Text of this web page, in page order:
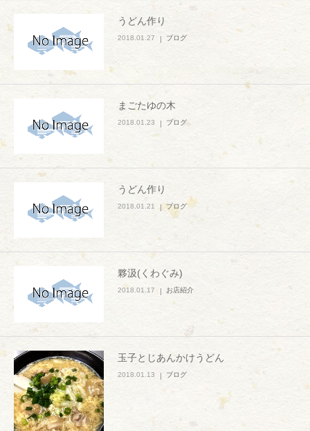
うどん作り
2018.01.27 ブログ
まごたゆの木
2018.01.23 ブログ
うどん作り
2018.01.21 ブログ
夥汲(くわぐみ)
2018.01.17 お店紹介
玉子とじあんかけうどん
2018.01.13 ブログ